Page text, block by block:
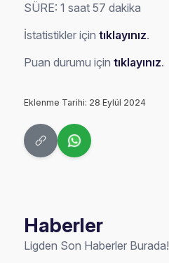
SÜRE: 1 saat 57 dakika
İstatistikler içintıklayınız.
Puan durumu içintıklayınız.
Eklenme Tarihi: 28 Eylül 2024
Haberler
Ligden Son Haberler Burada!